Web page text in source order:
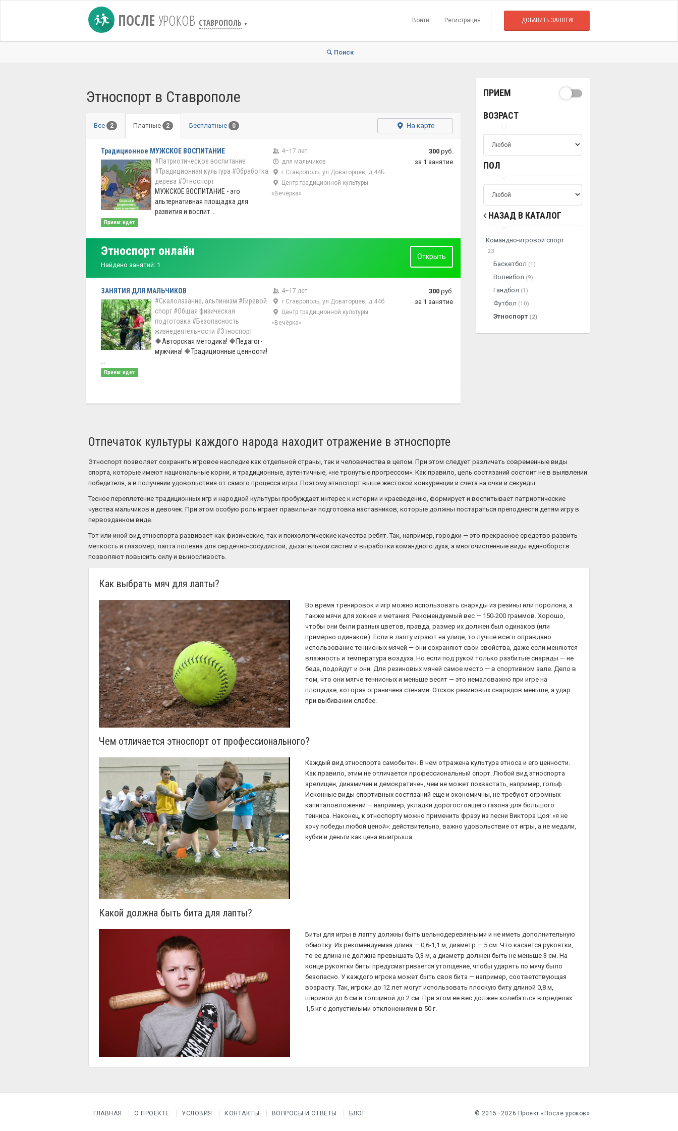
ПОСЛЕ УРОКОВ СТАВРОПОЛЬ ▼
Войти Регистрация ДОБАВИТЬ ЗАНЯТИЕ
Поиск
Этноспорт в Ставрополе
Все 2 Платные 2 Бесплатные 0 На карте
Традиционное МУЖСКОЕ ВОСПИТАНИЕ
#Патриотическое воспитание
#Традиционная культура #Обработка
дерева #Этноспорт
МУЖСКОЕ ВОСПИТАНИЕ - это
альтернативная площадка для
развития и воспит ...
Прием: идет
4–17 лет
для мальчиков
г Ставрополь, ул Доваторцев, д 44Б
Центр традиционной культуры
«Вечёрка»
300руб.
за 1 занятие
Этноспорт онлайн
Найдено занятий: 1
Открыть
ЗАНЯТИЯ ДЛЯ МАЛЬЧИКОВ
#Скалолазание, альпинизм #Гиревой
спорт #Общая физическая
подготовка #Безопасность
жизнедеятельности #Этноспорт
🔶Авторская методика! 🔶Педагог-
мужчина! 🔶Традиционные ценности!
Прием: идет
4–17 лет
г Ставрополь, ул Доваторцев, д 44б
Центр традиционной культуры
«Вечёрка»
300руб.
за 1 занятие
ПРИЕМ
ВОЗРАСТ
ПОЛ
НАЗАД В КАТАЛОГ
Командно-игровой спорт
23
Баскетбол (1)
Волейбол (9)
Гандбол (1)
Футбол (10)
Этноспорт (2)
Отпечаток культуры каждого народа находит отражение в этноспорте
Этноспорт позволяет сохранить игровое наследие как отдельной страны, так и человечества в целом. При этом следует различать современные виды
спорта, которые имеют национальные корни, и традиционные, аутентичные, «не тронутые прогрессом». Как правило, цель состязаний состоит не в выявлении
победителя, а в получении удовольствия от самого процесса игры. Поэтому этноспорт выше жестокой конкуренции и счета на очки и секунды.
Тесное переплетение традиционных игр и народной культуры пробуждает интерес к истории и краеведению, формирует и воспитывает патриотические
чувства мальчиков и девочек. При этом особую роль играет правильная подготовка наставников, которые должны постараться преподнести детям игру в
первозданном виде.
Тот или иной вид этноспорта развивает как физические, так и психологические качества ребят. Так, например, городки — это прекрасное средство развить
меткость и глазомер, лапта полезна для сердечно-сосудистой, дыхательной систем и выработки командного духа, а многочисленные виды единоборств
позволяют повысить силу и выносливость.
Как выбрать мяч для лапты?
Во время тренировок и игр можно использовать снаряды из резины или поролона, а
также мячи для хоккея и метания. Рекомендуемый вес — 150-200 граммов. Хорошо,
чтобы они были разных цветов, правда, размер их должен был одинаков (или
примерно одинаков). Если в лапту играют на улице, то лучше всего оправдано
использование теннисных мячей — они сохраняют свои свойства, даже если меняются
влажность и температура воздуха. Но если под рукой только разбитые снаряды — не
беда, подойдут и они. Для резиновых мячей самое место — в спортивном зале. Дело в
том, что они мягче теннисных и меньше весят — это немаловажно при игре на
площадке, которая ограничена стенами. Отскок резиновых снарядов меньше, а удар
при выбивании слабее.
Чем отличается этноспорт от профессионального?
Каждый вид этноспорта самобытен. В нем отражена культура этноса и его ценности.
Как правило, этим не отличается профессиональный спорт. Любой вид этноспорта
зрелищен, динамичен и демократичен, чем не может похвастать, например, гольф.
Исконные виды спортивных состязаний еще и экономичны, не требуют огромных
капиталовложений — например, укладки дорогостоящего газона для большого
тенниса. Наконец, к этноспорту можно применить фразу из песни Виктора Цоя: «я не
хочу победы любой ценой»: действительно, важно удовольствие от игры, а не медали,
кубки и деньги как цена выигрыша.
Какой должна быть бита для лапты?
Биты для игры в лапту должны быть цельнодеревянными и не иметь дополнительную
обмотку. Их рекомендуемая длина — 0,6-1,1 м, диаметр — 5 см. Что касается рукоятки,
то ее длина не должна превышать 0,3 м, а диаметр должен быть не меньше 3 см. На
конце рукоятки биты предусматривается утолщение, чтобы ударять по мячу было
безопасно. У каждого игрока может быть своя бита — например, соответствующая
возрасту. Так, игроки до 12 лет могут использовать плоскую биту длиной 0,8 м,
шириной до 6 см и толщиной до 2 см. При этом ее вес должен колебаться в пределах
1,5 кг с допустимыми отклонениями в 50 г.
ГЛАВНАЯ О ПРОЕКТЕ УСЛОВИЯ КОНТАКТЫ ВОПРОСЫ И ОТВЕТЫ БЛОГ © 2015–2026 Проект «После уроков»